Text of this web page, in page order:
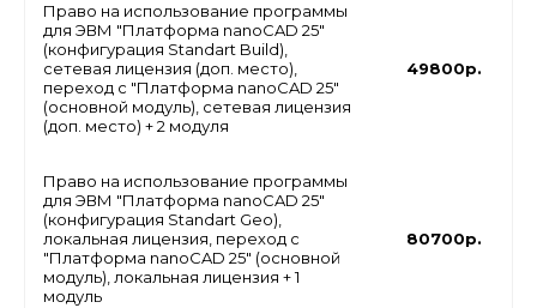
Право на использование программы
для ЭВМ "Платформа nanoCAD 25"
(конфигурация Standart Build),
сетевая лицензия (доп. место),
переход с "Платформа nanoCAD 25"
(основной модуль), сетевая лицензия
(доп. место) + 2 модуля
49800р.
Право на использование программы
для ЭВМ "Платформа nanoCAD 25"
(конфигурация Standart Geo),
локальная лицензия, переход с
"Платформа nanoCAD 25" (основной
модуль), локальная лицензия + 1
модуль
80700р.